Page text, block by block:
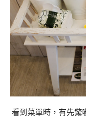
看到菜單時，有先驚